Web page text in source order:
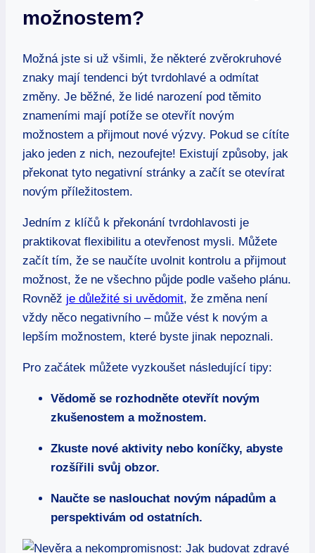
možnostem?
Možná jste si už všimli, ‌že některé zvěrokruhové
znaky mají tendenci⁤ být tvrdohlavé a odmítat⁤
změny. Je běžné, že‌ lidé narození pod těmito
znameními ⁢mají⁤ potíže se otevřít novým
možnostem a přijmout nové výzvy. Pokud se⁢ cítíte
jako jeden z nich, nezoufejte! Existují způsoby, jak
překonat tyto⁣ negativní stránky a začít se otevírat
novým příležitostem.
Jedním z klíčů​ k překonání tvrdohlavosti je
praktikovat flexibilitu a otevřenost mysli.‌ Můžete
začít tím, že se naučíte uvolnit kontrolu‌ a přijmout
možnost, ​že ne všechno půjde‌ podle vašeho plánu.
Rovněž je důležité si uvědomit, že změna není
vždy něco⁢ negativního – může vést k novým a
lepším možnostem, které byste jinak nepoznali.
Pro začátek můžete vyzkoušet následující tipy:
Vědomě se rozhodněte otevřít novým
zkušenostem a možnostem.
Zkuste nové aktivity nebo koníčky, abyste
rozšířili svůj obzor.
Naučte se naslouchat‍ novým nápadům a
perspektivám od ‍ostatních.